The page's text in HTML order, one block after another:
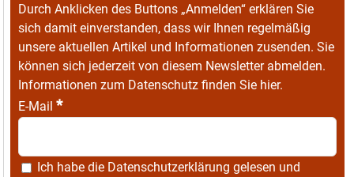
Durch Anklicken des Buttons „Anmelden“ erklären Sie
sich damit einverstanden, dass wir Ihnen regelmäßig
unsere aktuellen Artikel und Informationen zusenden. Sie
können sich jederzeit von diesem Newsletter abmelden.
Informationen zum Datenschutz finden Sie hier.
E-Mail *
Ich habe die Datenschutzerklärung gelesen und